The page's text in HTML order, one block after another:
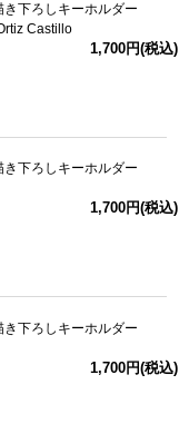
下ろしキーホルダー
Castillo
1,700円(税込)
下ろしキーホルダー
1,700円(税込)
下ろしキーホルダー
1,700円(税込)